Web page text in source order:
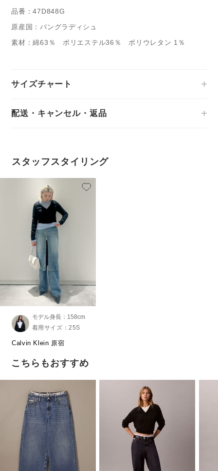
品番：47D848G
原産国：バングラディシュ
素材：綿63％ ポリエステル36％ ポリウレタン 1％
サイズチャート
配送・キャンセル・返品
スタッフスタイリング
モデル身長：158cm
着用サイズ：25S
Calvin Klein 原宿
こちらもおすすめ